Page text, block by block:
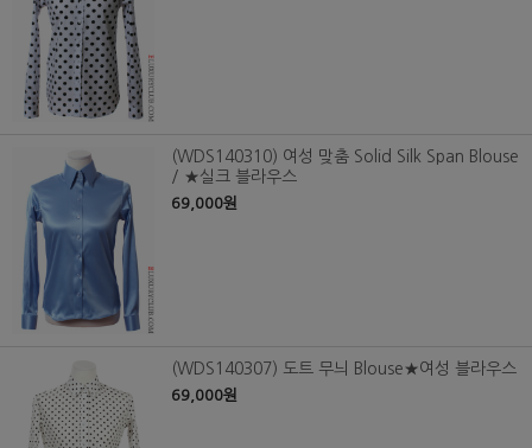
(WDS140310) 여성 맞춤 Solid Silk Span Blouse
/ ★실크 블라우스
69,000원
(WDS140307) 도트 무늬 Blouse★여성 블라우스
69,000원